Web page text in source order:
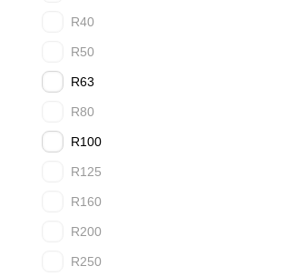
R40
R50
R63
R80
R100
R125
R160
R200
R250